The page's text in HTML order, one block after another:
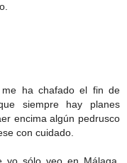
me ha chafado el fin de
siempre hay planes
encima algún pedrusco
con cuidado.